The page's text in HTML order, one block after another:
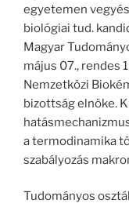
egyetemen
biológiai tud.
Magyar
május 07., rendes
Nemzetközi
bizottság elnöke.
a termodinamika
szabályozás
Tudományos